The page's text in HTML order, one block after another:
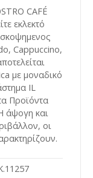
CAFÉ
εκλεκτό
Cappuccino,
με μοναδικό
IL
Προϊόντα
άψογη και
οι